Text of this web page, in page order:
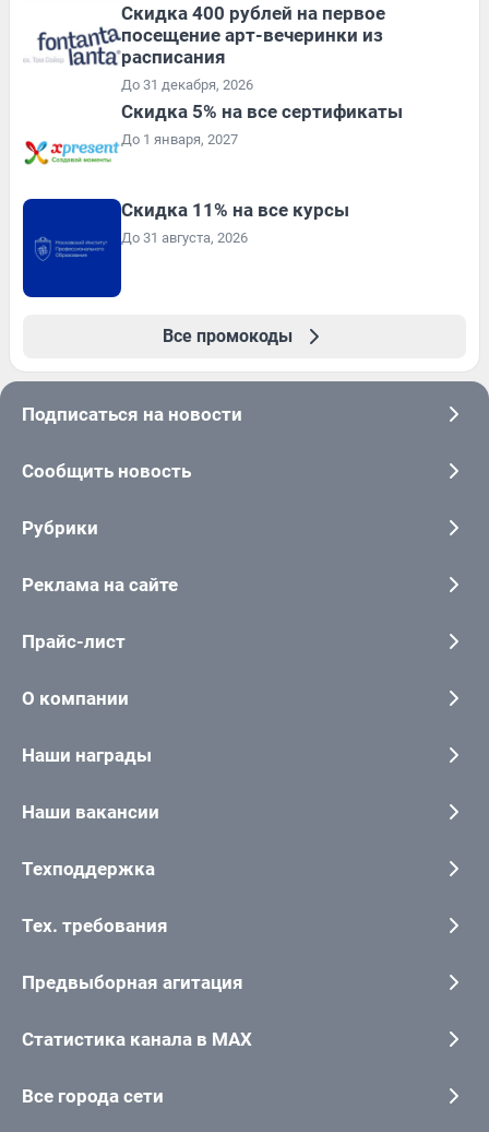
Cкидка 400 рублей на первое
посещение арт-вечеринки из
расписания
До 31 декабря, 2026
Скидка 5% на все сертификаты
До 1 января, 2027
Скидка 11% на все курсы
До 31 августа, 2026
Все промокоды
Подписаться на новости
Сообщить новость
Рубрики
Реклама на сайте
Прайс-лист
О компании
Наши награды
Наши вакансии
Техподдержка
Тех. требования
Предвыборная агитация
Статистика канала в MAX
Все города сети